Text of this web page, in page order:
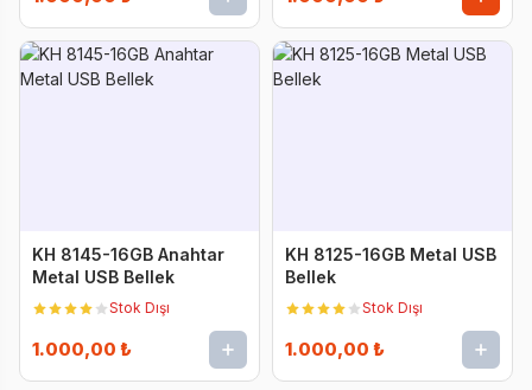
KH 8145-16GB Anahtar
Metal USB Bellek
Stok Dışı
1.000,00 ₺
KH 8125-16GB Metal USB
Bellek
Stok Dışı
1.000,00 ₺